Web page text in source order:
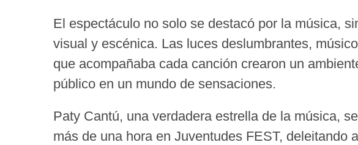
El espectáculo no solo se destacó por la música,
visual y escénica. Las luces deslumbrantes,
que acompañaba cada canción crearon un
público en un mundo de sensaciones.
Paty Cantú, una verdadera estrella de la música,
más de una hora en Juventudes FEST, deleitando